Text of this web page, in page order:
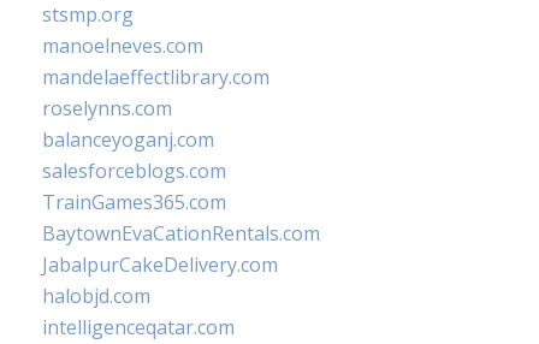
stsmp.org
manoelneves.com
mandelaeffectlibrary.com
roselynns.com
balanceyoganj.com
salesforceblogs.com
TrainGames365.com
BaytownEvaCationRentals.com
JabalpurCakeDelivery.com
halobjd.com
intelligenceqatar.com